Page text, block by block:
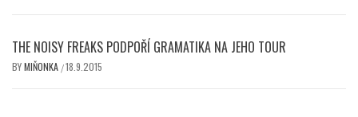
THE NOISY FREAKS PODPOŘÍ GRAMATIKA NA JEHO TOUR
BYMIŇONKA /18.9.2015